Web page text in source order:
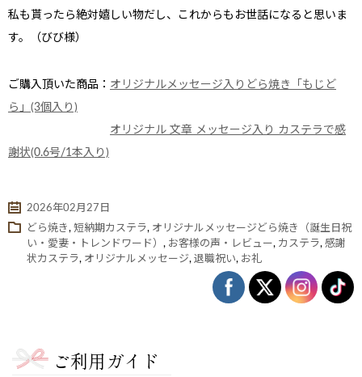
退職・異動の挨拶におすすめのお菓子ギ
失敗し
私も貰ったら絶対嬉しい物だし、これからもお世話になると思いま
す。（びび様）
ご購入頂いた商品： オリジナルメッセージ入りどら焼き「もじど
ら」(3個入り)
オリジナル 文章 メッセージ入り カステラで感
謝状(0.6号/1本入り)
2026年02月27日
どら焼き, 短納期カステラ, オリジナルメッセージどら焼き（誕生日祝
い・愛妻・トレンドワード） , お客様の声・レビュー, カステラ, 感謝
状カステラ, オリジナルメッセージ, 退職祝い, お礼
ご利用ガイド